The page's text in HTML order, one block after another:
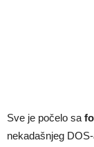
Sve je počelo sa
nekadašnjeg